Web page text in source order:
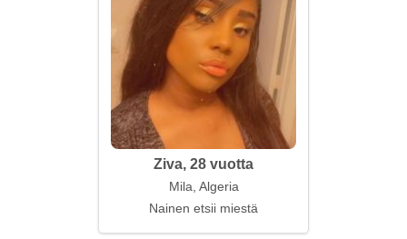
Ziva, 28 vuotta
Mila, Algeria
Nainen etsii miestä